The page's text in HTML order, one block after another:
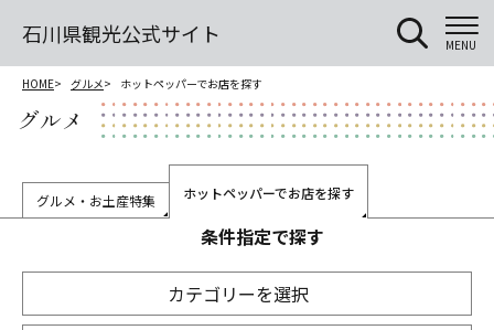
石川県観光公式サイト MENU
HOME グルメ ホットペッパーでお店を探す
グルメ
グルメ・お土産特集 ホットペッパーでお店を探す
条件指定で探す
カテゴリーを選択